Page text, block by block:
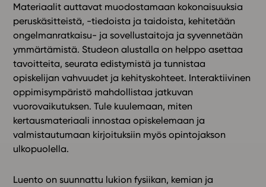
Materiaalit auttavat muodostamaan kokonaisuuksia
peruskäsitteistä, -tiedoista ja taidoista, kehitetään
ongelmanratkaisu- ja sovellustaitoja ja syvennetään
ymmärtämistä. Studeon alustalla on helppo asettaa
tavoitteita, seurata edistymistä ja tunnistaa
opiskelijan vahvuudet ja kehityskohteet. Interaktiivinen
oppimisympäristö mahdollistaa jatkuvan
vuorovaikutuksen. Tule kuulemaan, miten
kertausmateriaali innostaa opiskelemaan ja
valmistautumaan kirjoituksiin myös opintojakson
ulkopuolella.
Luento on suunnattu lukion fysiikan, kemian ja